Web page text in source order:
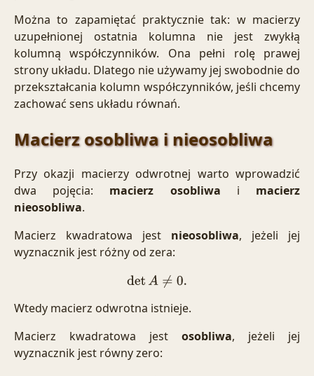
Można to zapamiętać praktycznie tak: w macierzy
uzupełnionej ostatnia kolumna nie jest zwykłą
kolumną współczynników. Ona pełni rolę prawej
strony układu. Dlatego nie używamy jej swobodnie do
przekształcania kolumn współczynników, jeśli chcemy
zachować sens układu równań.
Macierz osobliwa i nieosobliwa
Przy okazji macierzy odwrotnej warto wprowadzić
dwa pojęcia: macierz osobliwa i macierz
nieosobliwa.
Macierz kwadratowa jest nieosobliwa, jeżeli jej
wyznacznik jest różny od zera:
detA ≠0.
Wtedy macierz odwrotna istnieje.
Macierz kwadratowa jest osobliwa, jeżeli jej
wyznacznik jest równy zero: